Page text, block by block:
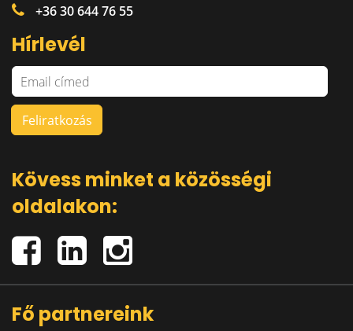
+36 30 644 76 55
Hírlevél
Kövess minket a közösségi
oldalakon:
Fő partnereink